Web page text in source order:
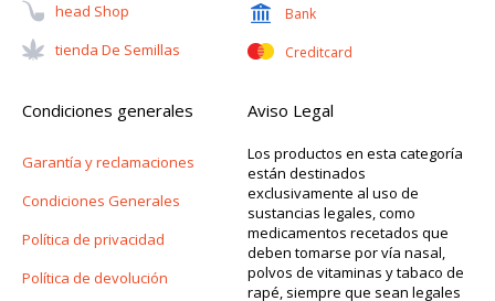
Head Shop
Tienda De Semillas
Bank
Creditcard
Condiciones generales
Garantía y reclamaciones
Condiciones Generales
Política de privacidad
Política de devolución
Aviso Legal
Los productos en esta categoría
están destinados
exclusivamente al uso de
sustancias legales, como
medicamentos recetados que
deben tomarse por vía nasal,
polvos de vitaminas y tabaco de
rapé, siempre que sean legales